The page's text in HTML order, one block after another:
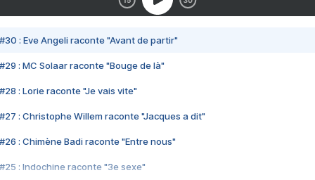
#30 : Eve Angeli raconte "Avant de partir"
#29 : MC Solaar raconte "Bouge de là"
#28 : Lorie raconte "Je vais vite"
#27 : Christophe Willem raconte "Jacques a dit"
#26 : Chimène Badi raconte "Entre nous"
#25 : Indochine raconte "3e sexe"